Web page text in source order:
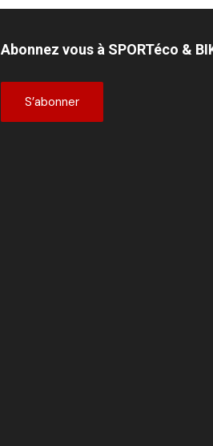
Abonnez vous à SPORTéco &
S’abonner